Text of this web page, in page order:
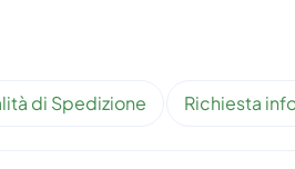
di Spedizione Richiesta